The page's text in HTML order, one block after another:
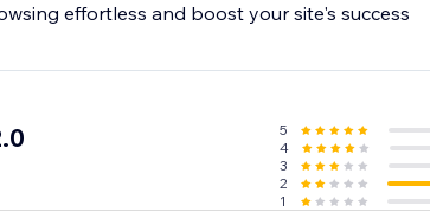
effortless and boost your site's success
5
4
3
2
1